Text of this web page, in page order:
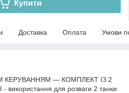
Купити
Доставка Оплата Умови
КЕРУВАННЯМ — КОМПЛЕКТ ІЗ 2
для розваги 2 танки